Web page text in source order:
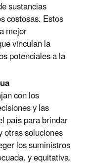
sustancias
costosas. Estos
mejor
vinculan la
potenciales a la
con los
y las
país para brindar
soluciones
los suministros
y equitativa.